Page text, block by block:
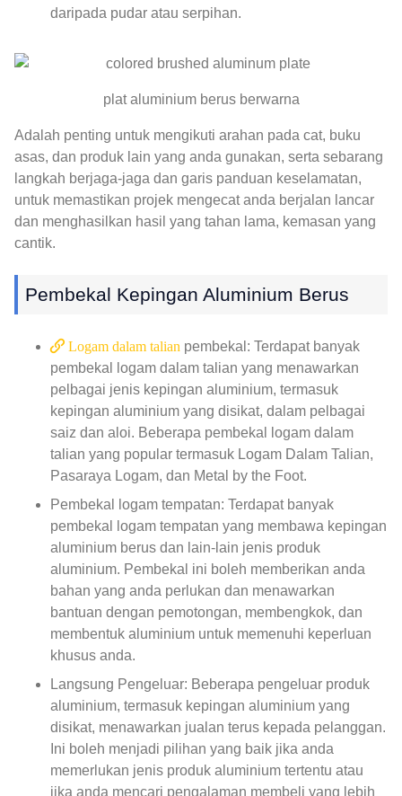
daripada pudar atau serpihan.
plat aluminium berus berwarna
Adalah penting untuk mengikuti arahan pada cat, buku
asas, dan produk lain yang anda gunakan, serta sebarang
langkah berjaga-jaga dan garis panduan keselamatan,
untuk memastikan projek mengecat anda berjalan lancar
dan menghasilkan hasil yang tahan lama, kemasan yang
cantik.
Pembekal Kepingan Aluminium Berus
Logam dalam talian pembekal: Terdapat banyak
pembekal logam dalam talian yang menawarkan
pelbagai jenis kepingan aluminium, termasuk
kepingan aluminium yang disikat, dalam pelbagai
saiz dan aloi. Beberapa pembekal logam dalam
talian yang popular termasuk Logam Dalam Talian,
Pasaraya Logam, dan Metal by the Foot.
Pembekal logam tempatan: Terdapat banyak
pembekal logam tempatan yang membawa kepingan
aluminium berus dan lain-lain jenis produk
aluminium. Pembekal ini boleh memberikan anda
bahan yang anda perlukan dan menawarkan
bantuan dengan pemotongan, membengkok, dan
membentuk aluminium untuk memenuhi keperluan
khusus anda.
Langsung Pengeluar: Beberapa pengeluar produk
aluminium, termasuk kepingan aluminium yang
disikat, menawarkan jualan terus kepada pelanggan.
Ini boleh menjadi pilihan yang baik jika anda
memerlukan jenis produk aluminium tertentu atau
jika anda mencari pengalaman membeli yang lebih